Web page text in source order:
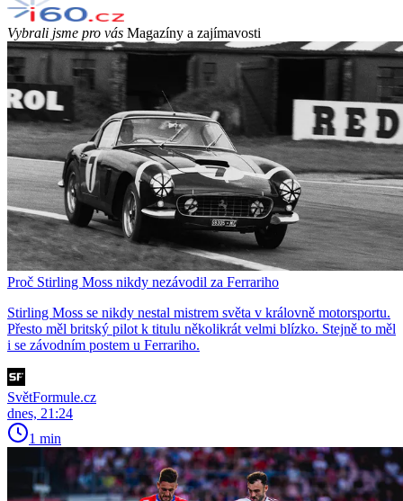
Vybrali jsme pro vás Magazíny a zajímavosti
Proč Stirling Moss nikdy nezávodil za Ferrariho
Stirling Moss se nikdy nestal mistrem světa v královně motorsportu.
Přesto měl britský pilot k titulu několikrát velmi blízko. Stejně to měl
i se závodním postem u Ferrariho.
SvětFormule.cz
dnes, 21:24
1 min